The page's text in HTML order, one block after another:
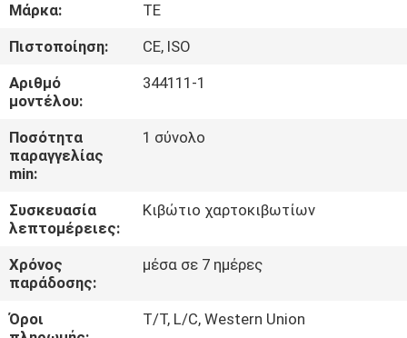
ΓΎΡΟΣ
ΕΡΓΟΣΤΑΣΊΩΝ
ΠΟΙΟΤΙΚΌΣ
ΈΛΕΓΧΟΣ
ΜΑΣ
ΣΕ
ΕΠΑΦΉ
Μάρκα:
TE
Πιστοποίηση:
CE, ISO
Αριθμό
μοντέλου:
344111-1
Ποσότητα
παραγγελίας
min:
1 σύνολο
Συσκευασία
λεπτομέρειες:
Κιβώτιο χαρτοκιβωτίων
Χρόνος
παράδοσης:
μέσα σε 7 ημέρες
Όροι
T/T, L/C, Western Union